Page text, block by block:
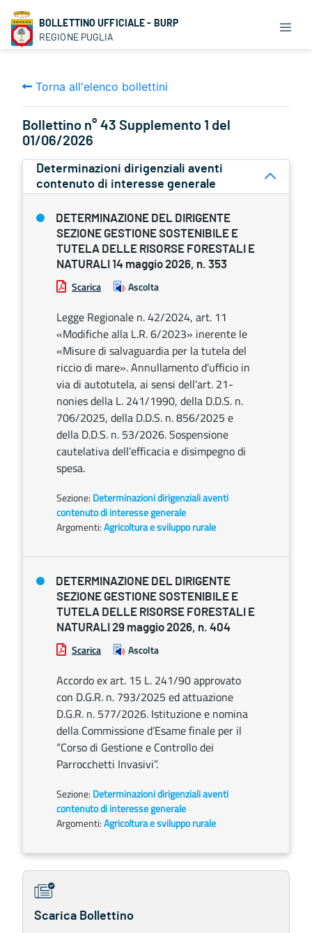
BOLLETTINO UFFICIALE - BURP
REGIONE PUGLIA
Torna all'elenco bollettini
Bollettino n° 43 Supplemento 1 del
01/06/2026
Determinazioni dirigenziali aventi
contenuto di interesse generale
DETERMINAZIONE DEL DIRIGENTE
SEZIONE GESTIONE SOSTENIBILE E
TUTELA DELLE RISORSE FORESTALI E
NATURALI 14 maggio 2026, n. 353
Scarica Ascolta
Legge Regionale n. 42/2024, art. 11
«Modifiche alla L.R. 6/2023» inerente le
«Misure di salvaguardia per la tutela del
riccio di mare». Annullamento d’ufficio in
via di autotutela, ai sensi dell’art. 21-
nonies della L. 241/1990, della D.D.S. n.
706/2025, della D.D.S. n. 856/2025 e
della D.D.S. n. 53/2026. Sospensione
cautelativa dell’efficacia e disimpegno di
spesa.
Sezione: Determinazioni dirigenziali aventi
contenuto di interesse generale
Argomenti:Agricoltura e sviluppo rurale
DETERMINAZIONE DEL DIRIGENTE
SEZIONE GESTIONE SOSTENIBILE E
TUTELA DELLE RISORSE FORESTALI E
NATURALI 29 maggio 2026, n. 404
Scarica Ascolta
Accordo ex art. 15 L. 241/90 approvato
con D.G.R. n. 793/2025 ed attuazione
D.G.R. n. 577/2026. Istituzione e nomina
della Commissione d’Esame finale per il
“Corso di Gestione e Controllo dei
Parrocchetti Invasivi”.
Sezione: Determinazioni dirigenziali aventi
contenuto di interesse generale
Argomenti:Agricoltura e sviluppo rurale
Scarica Bollettino